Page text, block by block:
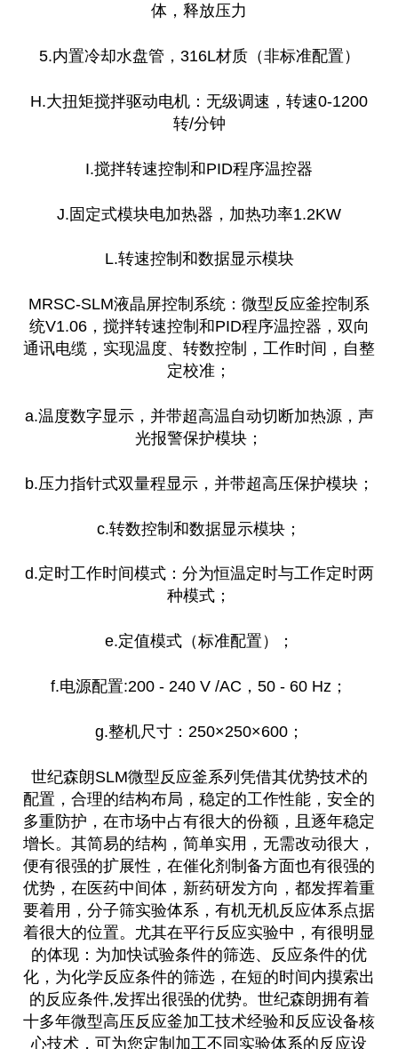
体，释放压力
5.内置冷却水盘管，316L材质（非标准配置）
H.大扭矩搅拌驱动电机：无级调速，转速0-1200
转/分钟
I.搅拌转速控制和PID程序温控器
J.固定式模块电加热器，加热功率1.2KW
L.转速控制和数据显示模块
MRSC-SLM液晶屏控制系统：微型反应釜控制系
统V1.06，搅拌转速控制和PID程序温控器，双向
通讯电缆，实现温度、转数控制，工作时间，自整
定校准；
a.温度数字显示，并带超高温自动切断加热源，声
光报警保护模块；
b.压力指针式双量程显示，并带超高压保护模块；
c.转数控制和数据显示模块；
d.定时工作时间模式：分为恒温定时与工作定时两
种模式；
e.定值模式（标准配置）；
f.电源配置:200 - 240 V /AC，50 - 60 Hz；
g.整机尺寸：250×250×600；
世纪森朗SLM微型反应釜系列凭借其优势技术的
配置，合理的结构布局，稳定的工作性能，安全的
多重防护，在市场中占有很大的份额，且逐年稳定
增长。其简易的结构，简单实用，无需改动很大，
便有很强的扩展性，在催化剂制备方面也有很强的
优势，在医药中间体，新药研发方向，都发挥着重
要着用，分子筛实验体系，有机无机反应体系点据
着很大的位置。尤其在平行反应实验中，有很明显
的体现：为加快试验条件的筛选、反应条件的优
化，为化学反应条件的筛选，在短的时间内摸索出
的反应条件,发挥出很强的优势。世纪森朗拥有着
十多年微型高压反应釜加工技术经验和反应设备核
心技术，可为您定制加工不同实验体系的反应设